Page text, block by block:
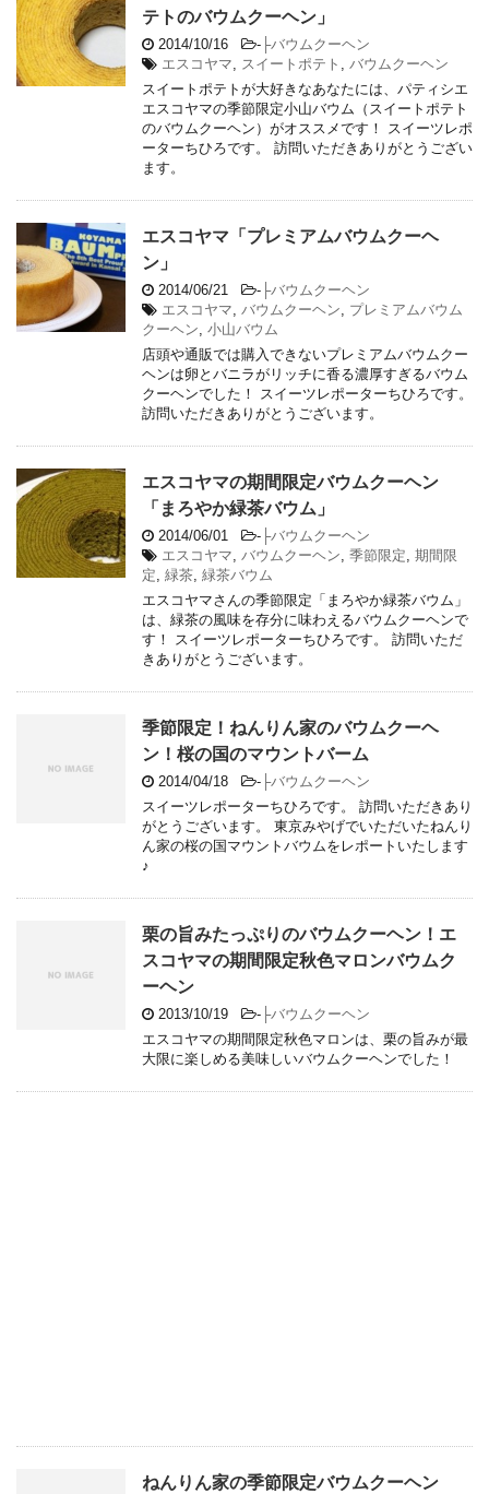
テトのバウムクーヘン」
2014/10/16 - ├バウムクーヘン
エスコヤマ, スイートポテト , バウムクーヘン
スイートポテトが大好きなあなたには、パティシエ
エスコヤマの季節限定小山バウム（スイートポテト
のバウムクーヘン）がオススメです！ スイーツレポ
ーターちひろです。 訪問いただきありがとうござい
ます。
エスコヤマ「プレミアムバウムクーヘ
ン」
2014/06/21 - ├バウムクーヘン
エスコヤマ, バウムクーヘン, プレミアムバウム
クーヘン, 小山バウム
店頭や通販では購入できないプレミアムバウムクー
ヘンは卵とバニラがリッチに香る濃厚すぎるバウム
クーヘンでした！ スイーツレポーターちひろです。
訪問いただきありがとうございます。
エスコヤマの期間限定バウムクーヘン
「まろやか緑茶バウム」
2014/06/01 - ├バウムクーヘン
エスコヤマ, バウムクーヘン, 季節限定, 期間限
定, 緑茶, 緑茶バウム
エスコヤマさんの季節限定「まろやか緑茶バウム」
は、緑茶の風味を存分に味わえるバウムクーヘンで
す！ スイーツレポーターちひろです。 訪問いただ
きありがとうございます。
季節限定！ねんりん家のバウムクーヘ
ン！桜の国のマウントバーム
2014/04/18 - ├バウムクーヘン
スイーツレポーターちひろです。 訪問いただきあり
がとうございます。 東京みやげでいただいたねんり
ん家の桜の国マウントバウムをレポートいたします
♪
栗の旨みたっぷりのバウムクーヘン！エ
スコヤマの期間限定秋色マロンバウムク
ーヘン
2013/10/19 - ├バウムクーヘン
エスコヤマの期間限定秋色マロンは、栗の旨みが最
大限に楽しめる美味しいバウムクーヘンでした！
ねんりん家の季節限定バウムクーヘン